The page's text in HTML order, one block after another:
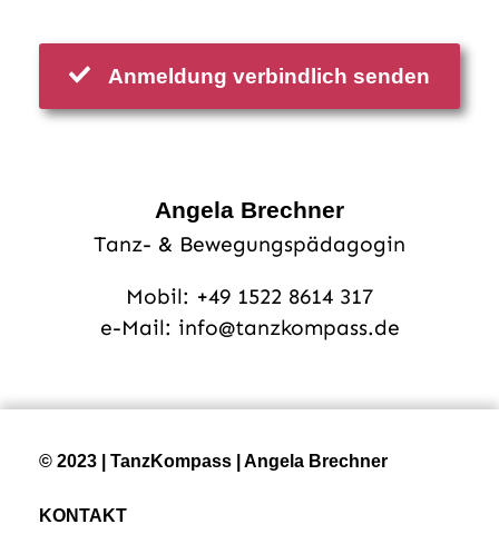
Anmeldung verbindlich senden
Angela Brechner
Tanz- & Bewegungspädagogin
Mobil: +49 1522 8614 317
e-Mail: info@tanzkompass.de
© 2023 | TanzKompass | Angela Brechner
KONTAKT